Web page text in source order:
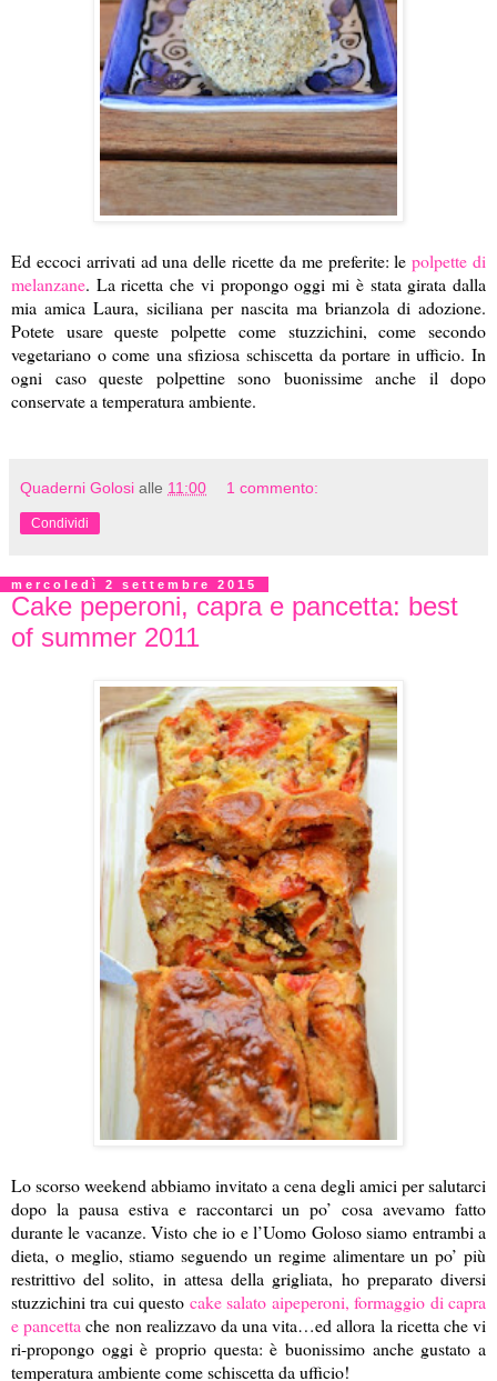
Ed eccoci arrivati ad una delle ricette da me preferite: lepolpette di
melanzane. La ricetta che vi propongo oggi mi è stata girata dalla
mia amica Laura, siciliana per nascita ma brianzola di adozione.
Potete usare queste polpette come stuzzichini, come secondo
vegetariano o come una sfiziosa schiscetta da portare in ufficio. In
ogni caso queste polpettine sono buonissime anche il dopo
conservate a temperatura ambiente.
Quaderni Golosi alle 11:00 1 commento:
Condividi
mercoledì 2 settembre 2015
Cake peperoni, capra e pancetta: best
of summer 2011
Lo scorso weekend abbiamo invitato a cena degli amici per salutarci
dopo la pausa estiva e raccontarci un po’ cosa avevamo fatto
durante le vacanze. Visto che io e l’Uomo Goloso siamo entrambi a
dieta, o meglio, stiamo seguendo un regime alimentare un po’ più
restrittivo del solito, in attesa della grigliata, ho preparato diversi
stuzzichini tra cui questo cake salato aipeperoni, formaggio di capra
e pancetta che non realizzavo da una vita…ed allora la ricetta che vi
ri-propongo oggi è proprio questa: è buonissimo anche gustato a
temperatura ambiente come schiscetta da ufficio!